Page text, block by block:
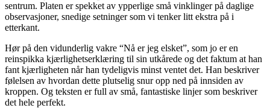
sentrum. Platen er spekket av ypperlige små vinklinger på daglige
observasjoner, snedige setninger som vi tenker litt ekstra på i
etterkant.
Hør på den vidunderlig vakre “Nå er jeg elsket”, som jo er en
reinspikka kjærlighetserklæring til sin utkårede og det faktum at han
fant kjærligheten når han tydeligvis minst ventet det. Han beskriver
følelsen av hvordan dette plutselig snur opp ned på innsiden av
kroppen. Og teksten er full av små, fantastiske linjer som beskriver
det hele perfekt.